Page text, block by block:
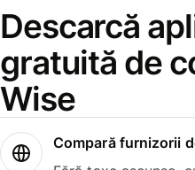
Descarcă
gratuită de
Wise
Compară furnizorii